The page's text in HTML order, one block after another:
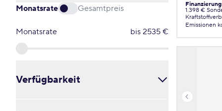
Monatsrate Gesamtpreis
Monatsrate bis 2535 €
Verfügbarkeit
1.398 €
Emissionen